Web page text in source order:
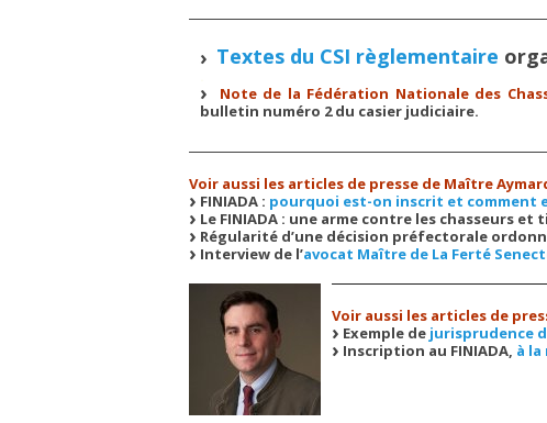
Textes du CSI règlementaire
Note de la Fédération Nationale des
bulletin numéro 2 du casier judiciaire.
Voir aussi les articles de presse de Maître
FINIADA : pourquoi est-on inscrit et comment
Le FINIADA : une arme contre les chasseurs
Régularité d’une décision préfectorale
Interview de l’avocat Maître de La Ferté
Voir aussi les articles de
Exemple de jurisprudence
Inscription au FINIADA, à la